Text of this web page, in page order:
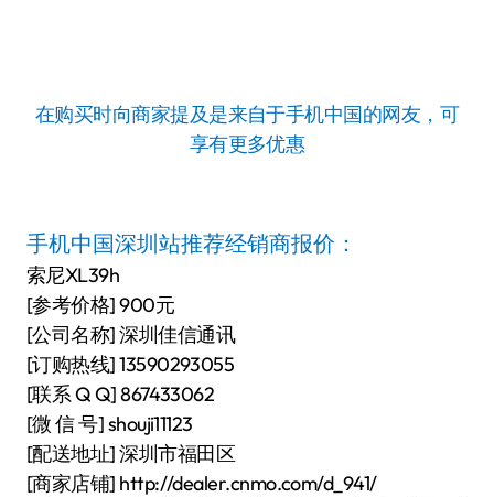
在购买时向商家提及是来自于手机中国的网友，可
享有更多优惠
手机中国深圳站推荐经销商报价：
索尼XL39h
[参考价格] 900元
[公司名称] 深圳佳信通讯
[订购热线] 13590293055
[联系 Q Q] 867433062
[微 信 号] shouji11123
[配送地址] 深圳市福田区
[商家店铺] http://dealer.cnmo.com/d_941/